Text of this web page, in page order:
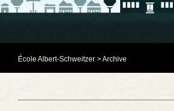
École Albert-Schweitzer > Archive